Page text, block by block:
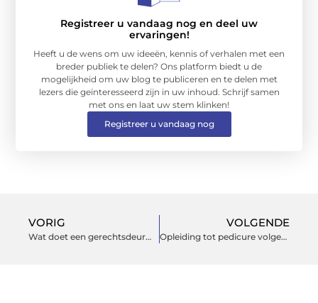
Registreer u vandaag nog en deel uw
ervaringen!
Heeft u de wens om uw ideeën, kennis of verhalen met een
breder publiek te delen? Ons platform biedt u de
mogelijkheid om uw blog te publiceren en te delen met
lezers die geïnteresseerd zijn in uw inhoud. Schrijf samen
met ons en laat uw stem klinken!
Registreer u vandaag nog
VORIG
Wat doet een gerechtsdeurwaarder in Veenendaal?
VOLGENDE
Opleiding tot pedicure volgen?